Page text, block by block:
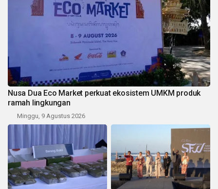
Nusa Dua Eco Market perkuat ekosistem UMKM produk
ramah lingkungan
Minggu, 9 Agustus 2026